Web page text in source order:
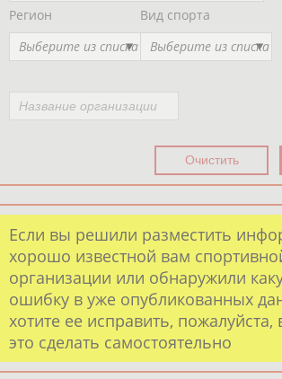
Органы управления, федерации, ВУЗы,
Академии и т.п.
Регион
Вид спорта
Выберите из списка
Если вы решили разместить
хорошо известной вам